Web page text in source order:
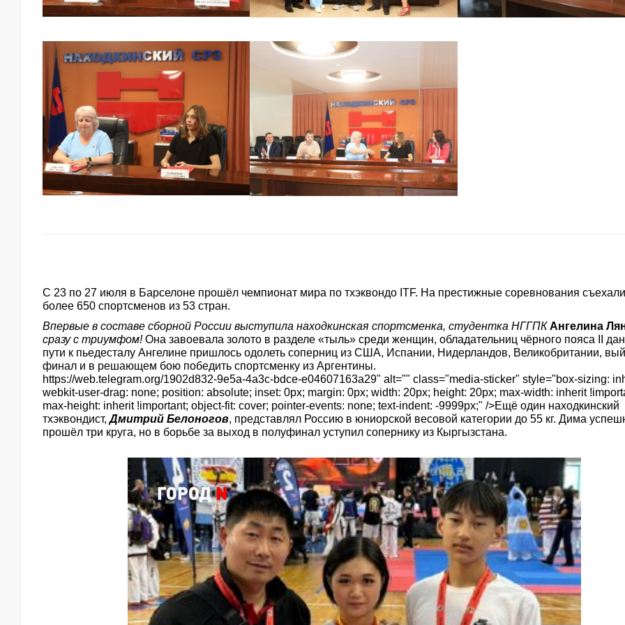
С 23 по 27 июля в Барселоне прошёл чемпионат мира по тхэквондо ITF. На престижные соревнования
более 650 спортсменов из 53 стран.
Впервые в составе сборной России выступила находкинская спортсменка, студентка НГГПКАнгелина
сразу с триумфом!Она завоевала золото в разделе «тыль» среди женщин, обладательниц чёрного пояса II
пути к пьедесталу Ангелине пришлось одолеть соперниц из США, Испании, Нидерландов, Великобритании,
финал и в решающем бою победить спортсменку из Аргентины.
https://web.telegram.org/1902d832-9e5a-4a3c-bdce-e04607163a29" alt="" class="media-sticker" style="box-sizing:
webkit-user-drag: none; position: absolute; inset: 0px; margin: 0px; width: 20px; height: 20px; max-width: inherit
max-height: inherit !important; object-fit: cover; pointer-events: none; text-indent: -9999px;" />Ещё один находкинский
тхэквондист,Дмитрий Белоногов, представлял Россию в юниорской весовой категории до 55 кг. Дима
прошёл три круга, но в борьбе за выход в полуфинал уступил сопернику из Кыргызстана.